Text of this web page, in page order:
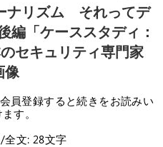
ナリズム それってデ
編「ケーススタディ：
セキュリティ専門家
像
員登録すると続きをお読みい
す。
全文: 28文字